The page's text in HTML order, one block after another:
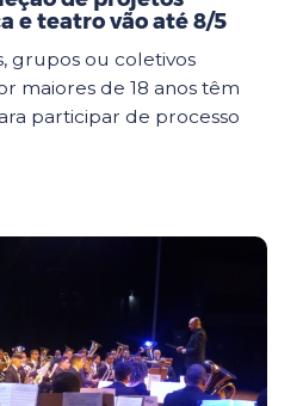
e teatro vão até 8/5
grupos ou coletivos
maiores de 18 anos têm
participar de processo